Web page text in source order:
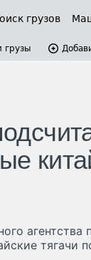
грузов
грузы
тягачи